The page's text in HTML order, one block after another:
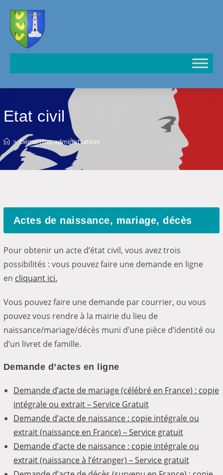
Etat civil
> Démarches administratives
Actes de naissance, mariage, décès
Pour obtenir un acte d’état civil, vous avez trois
possibilités : vous pouvez faire une demande en ligne
en cliquant ici.
Vous pouvez faire une demande par courrier, ou vous
pouvez vous rendre à la mairie du lieu de
naissance/mariage/décès muni d’une pièce d’identité ou
d’un livret de famille.
Demande d’actes en ligne
Demande d’acte de mariage (célébré en France) : copie
intégrale ou extrait – Service Gratuit
Demande d’acte de naissance : copie intégrale ou
extrait (naissance en France) – Service gratuit
Demande d’acte de naissance : copie intégrale ou
extrait (naissance à l’étranger) – Service gratuit